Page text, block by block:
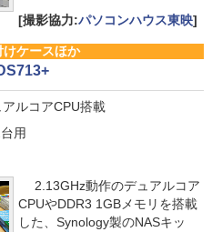
[撮影協力:パソコンハウス東映]
けケースほか
ルコアCPU搭載
用
2.13GHz動作のデュアルコア
CPUやDDR3 1GBメモリを搭載
した、Synology製のNASキッ